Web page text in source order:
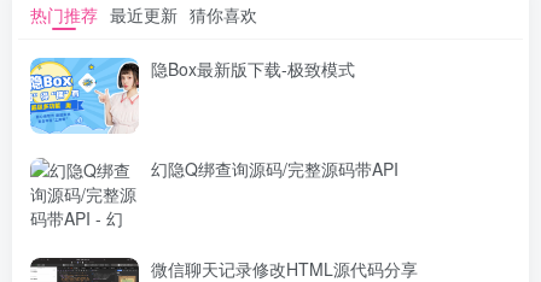
热门推荐 最近更新 猜你喜欢
隐Box最新版下载-极致模式
幻隐Q绑查询源码/完整源码带API
微信聊天记录修改HTML源代码分享